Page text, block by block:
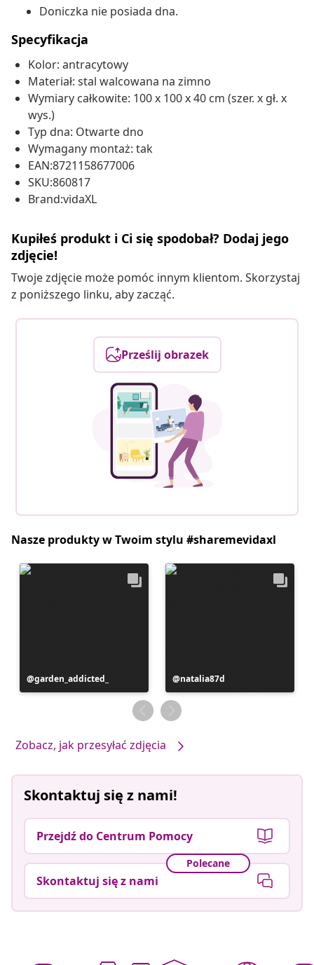
Doniczka nie posiada dna.
Specyfikacja
Kolor: antracytowy
Materiał: stal walcowana na zimno
Wymiary całkowite: 100 x 100 x 40 cm (szer. x gł. x
wys.)
Typ dna: Otwarte dno
Wymagany montaż: tak
EAN:8721158677006
SKU:860817
Brand:vidaXL
Kupiłeś produkt i Ci się spodobał? Dodaj jego
zdjęcie!
Twoje zdjęcie może pomóc innym klientom. Skorzystaj
z poniższego linku, aby zacząć.
Prześlij obrazek
Nasze produkty w Twoim stylu #sharemevidaxl
Post
opublikowany
garden_addicted_
Post
opublikowany
przez
natalia87d
Zobacz, jak przesyłać zdjęcia
Skontaktuj się z nami!
Przejdź do Centrum Pomocy
Polecane
Skontaktuj się z nami